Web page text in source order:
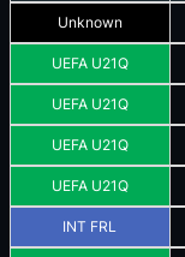
Unknown
UEFA U21Q
UEFA U21Q
UEFA U21Q
UEFA U21Q
INT FRL